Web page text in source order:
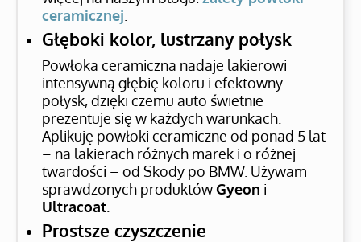
ceramicznej
Głęboki kolor, lustrzany połysk
Powłoka ceramiczna nadaje lakierowi
intensywną głębię koloru i efektowny
połysk, dzięki czemu auto świetnie
prezentuje się w każdych warunkach.
Aplikuję powłoki ceramiczne od ponad 5 lat
– na lakierach różnych marek i o różnej
twardości – od Skody po BMW. Używam
sprawdzonych produktówGyeon i
Ultracoat
Prostsze czyszczenie